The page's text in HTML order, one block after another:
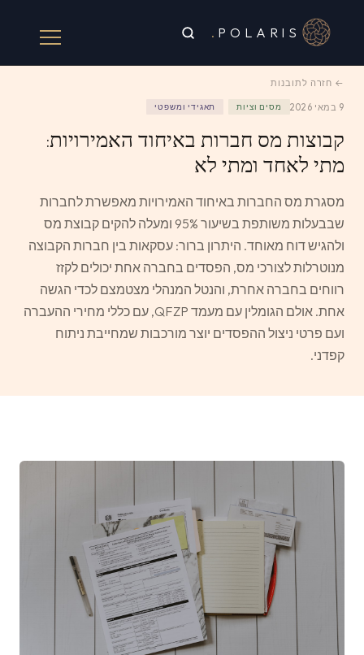
POLARIS
.
← חזרה לתובנות
9 במאי 2026 מסים וציות תאגידי ומשפטי
קבוצות מס חברות באיחוד האמירויות:
מתי לאחד ומתי לא
מסגרת מס החברות באיחוד האמירויות מאפשרת לחברות
שבבעלות משותפת בשיעור 95% ומעלה להקים קבוצת מס
ולהגיש דוח מאוחד. היתרון ברור: עסקאות בין חברות הקבוצה
מנוטרלות לצורכי מס, הפסדים בחברה אחת יכולים לקזז
רווחים בחברה אחרת, והנטל המנהלי מצטמצם לכדי הגשה
אחת. אולם הגומלין עם מעמד QFZP, עם כללי מחירי ההעברה
ועם פרטי ניצול ההפסדים יוצר מורכבות שמחייבת ניתוח
קפדני.